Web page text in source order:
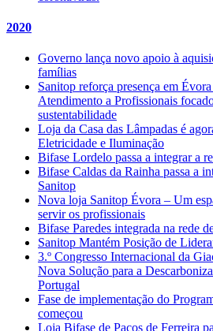
2020
Governo lança novo apoio à
famílias
Sanitop reforça presença em
Atendimento a Profissionais
sustentabilidade
Loja da Casa das Lâmpadas é
Eletricidade e Iluminação
Bifase Lordelo passa a integrar a
Bifase Caldas da Rainha passa a
Sanitop
Nova loja Sanitop Évora – Um
servir os profissionais
Bifase Paredes integrada na rede
Sanitop Mantém Posição de
3.º Congresso Internacional da
Nova Solução para a
Portugal
Fase de implementação do
começou
Loja Bifase de Paços de Ferreira